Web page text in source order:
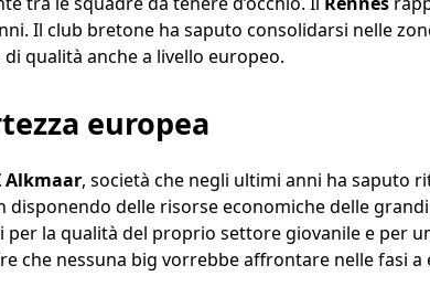
Il club bretone ha saputo consolidarsi nelle
qualità anche a livello europeo.
europea
Alkmaar, società che negli ultimi anni ha saputo
delle risorse economiche delle
la qualità del proprio settore giovanile e per
che nessuna big vorrebbe affrontare nelle fasi